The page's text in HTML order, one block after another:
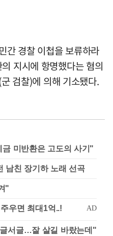
간 경찰 이첩을 보류하라
지시에 항명했다는 혐의
검찰)에 의해 기소됐다.
미반환은 고도의 사기"
남친 장기하 노래 선곡
"
서글…잘 살길 바랐는데"